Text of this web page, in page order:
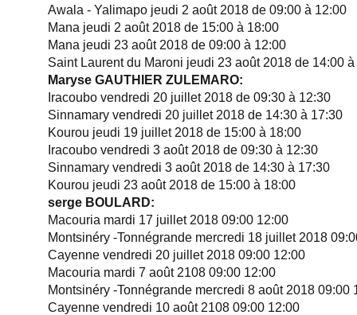
Awala - Yalimapo jeudi 2 août 2018 de 09:00 à 12:00
Mana jeudi 2 août 2018 de 15:00 à 18:00
Mana jeudi 23 août 2018 de 09:00 à 12:00
Saint Laurent du Maroni jeudi 23 août 2018 de 14:00
Maryse GAUTHIER ZULEMARO:
Iracoubo vendredi 20 juillet 2018 de 09:30 à 12:30
Sinnamary vendredi 20 juillet 2018 de 14:30 à 17:30
Kourou jeudi 19 juillet 2018 de 15:00 à 18:00
Iracoubo vendredi 3 août 2018 de 09:30 à 12:30
Sinnamary vendredi 3 août 2018 de 14:30 à 17:30
Kourou jeudi 23 août 2018 de 15:00 à 18:00
serge BOULARD:
Macouria mardi 17 juillet 2018 09:00 12:00
Montsinéry -Tonnégrande mercredi 18 juillet 2018
Cayenne vendredi 20 juillet 2018 09:00 12:00
Macouria mardi 7 août 2108 09:00 12:00
Montsinéry -Tonnégrande mercredi 8 août 2018 09:00
Cayenne vendredi 10 août 2108 09:00 12:00